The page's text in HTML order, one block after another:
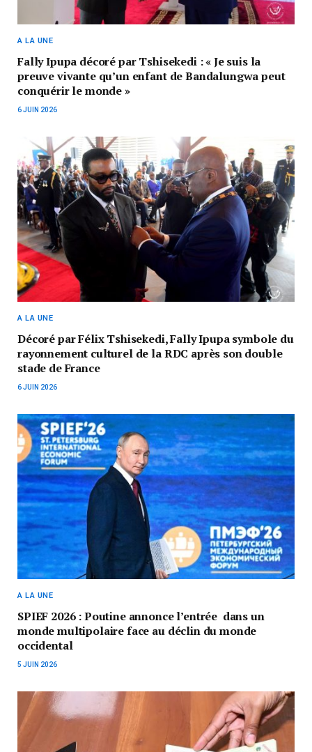
A LA UNE
Fally Ipupa décoré par Tshisekedi : « Je suis la
preuve vivante qu’un enfant de Bandalungwa peut
conquérir le monde »
6 JUIN 2026
A LA UNE
Décoré par Félix Tshisekedi, Fally Ipupa symbole du
rayonnement culturel de la RDC après son double
stade de France
6 JUIN 2026
A LA UNE
SPIEF 2026 : Poutine annonce l’entrée dans un
monde multipolaire face au déclin du monde
occidental
5 JUIN 2026